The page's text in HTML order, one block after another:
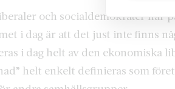
och socialdemokrater har
i dag är att det just inte finns
i dag helt av den ekonomiska
helt enkelt definieras som